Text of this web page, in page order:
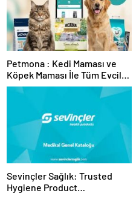
Petmona : Kedi Maması ve
Köpek Maması İle Tüm Evcil
Hayvan Ürünleri
Sevinçler Sağlık: Trusted
Hygiene Product